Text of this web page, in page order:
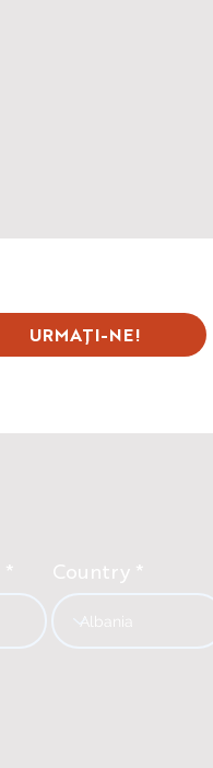
URMAȚI-NE!
Country